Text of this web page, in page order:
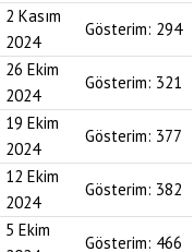
2 Kasım
2024
Gösterim: 294
26 Ekim
2024
Gösterim: 321
19 Ekim
2024
Gösterim: 377
12 Ekim
2024
Gösterim: 382
5 Ekim
Gösterim: 466